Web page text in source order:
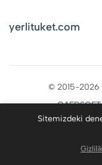
yerlituket.com
© 2015-2026
CAFDSOFT
Sitemizdeki